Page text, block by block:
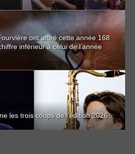
ont attiré cette année 168
inférieur à celui de l’année
les trois coups de l’édition 2026